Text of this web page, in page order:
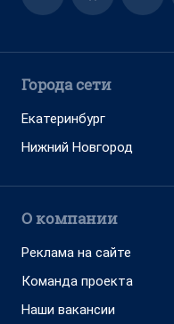
Города сети
Екатеринбург
Нижний Новгород
О компании
Реклама на сайте
Команда проекта
Наши вакансии